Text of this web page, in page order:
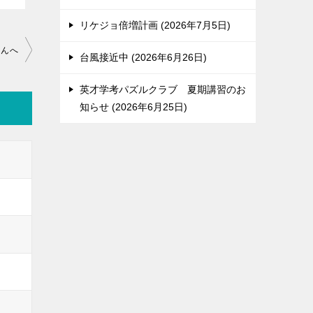
へ
リケジョ倍増計画 2026年7月5日
台風接近中 2026年6月26日
英才学考パズルクラブ 夏期講習のお
知らせ
2026年6月25日